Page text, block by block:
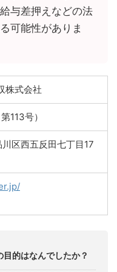
与差押えなどの法
可能性がありま
株式会社
113号）
区西五反田七丁目17
的はなんでしたか？